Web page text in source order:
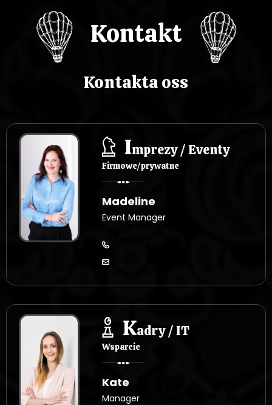
Kontakt
Kontakta oss
Imprezy / Eventy
Firmowe/prywatne
Madeline
Event Manager
Kadry / IT
Wsparcie
Kate
Manager